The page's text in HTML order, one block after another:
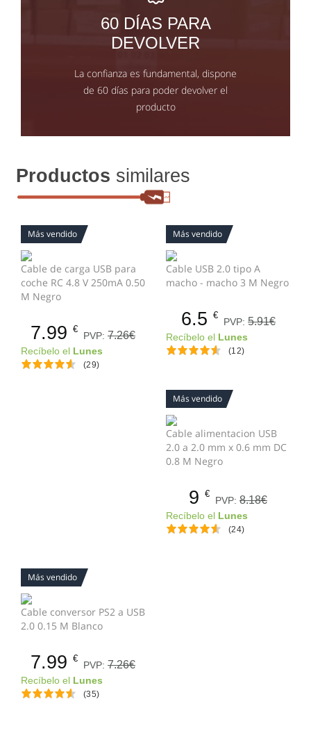
60 DÍAS PARA
DEVOLVER
La confianza es fundamental, dispone
de 60 días para poder devolver el
producto
Productos similares
Más vendido
Cable de carga USB para
coche RC 4.8 V 250mA 0.50
M Negro
7.99 €
PVP: 7.26€
Recíbelo el Lunes
(29)
Más vendido
Cable USB 2.0 tipo A
macho - macho 3 M Negro
6.5 €
PVP: 5.91€
Recíbelo el Lunes
(12)
Más vendido
Cable alimentacion USB
2.0 a 2.0 mm x 0.6 mm DC
0.8 M Negro
9 €
PVP: 8.18€
Recíbelo el Lunes
(24)
Más vendido
Cable conversor PS2 a USB
2.0 0.15 M Blanco
7.99 €
PVP: 7.26€
Recíbelo el Lunes
(35)